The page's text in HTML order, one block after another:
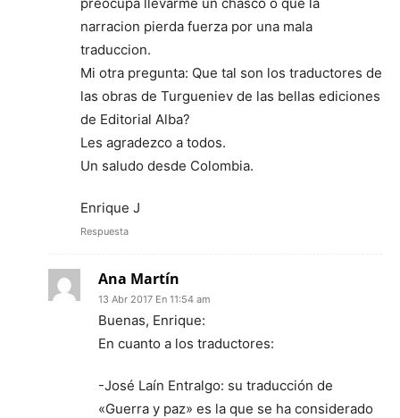
narracion pierda fuerza por una mala
traduccion.
Mi otra pregunta: Que tal son los traductores de
las obras de Turgueniev de las bellas ediciones
de Editorial Alba?
Les agradezco a todos.
Un saludo desde Colombia.
Enrique J
Respuesta
Ana Martín
13 Abr 2017 En 11:54 am
Buenas, Enrique:
En cuanto a los traductores:
-José Laín Entralgo: su traducción de
«Guerra y paz» es la que se ha considerado